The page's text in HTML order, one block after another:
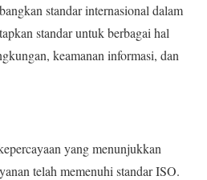
standar internasional dalam
standar untuk berbagai hal
keamanan informasi, dan
yang menunjukkan
telah memenuhi standar ISO.